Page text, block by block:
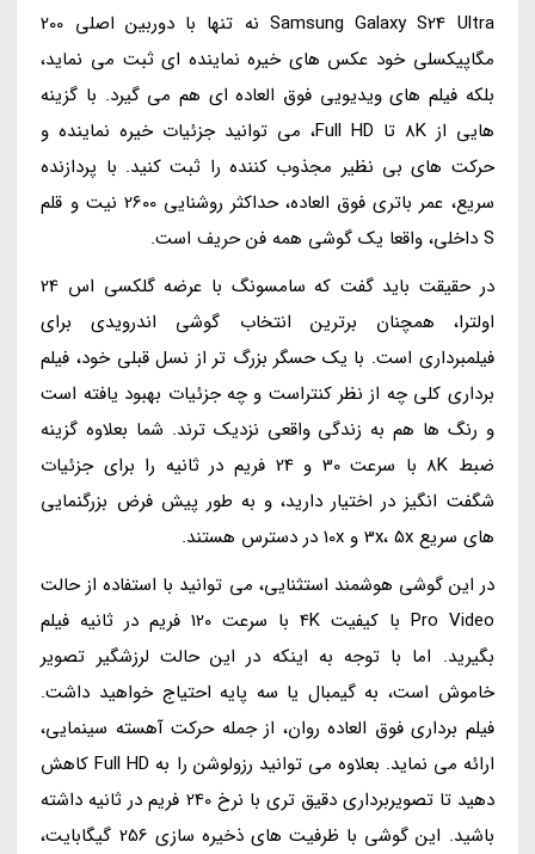
Samsung Galaxy S24 Ultra نه تنها با دوربین اصلی 200
مگاپیکسلی خود عکس های خیره نماینده ای ثبت می نماید،
بلکه فیلم های ویدیویی فوق العاده ای هم می گیرد. با گزینه
هایی از 8K تا Full HD، می توانید جزئیات خیره نماینده و
حرکت های بی نظیر مجذوب کننده را ثبت کنید. با پردازنده
سریع، عمر باتری فوق العاده، حداکثر روشنایی 2600 نیت و قلم
S داخلی، واقعا یک گوشی همه فن حریف است.
در حقیقت باید گفت که سامسونگ با عرضه گلکسی اس 24
اولترا، همچنان برترین انتخاب گوشی اندرویدی برای
فیلمبرداری است. با یک حسگر بزرگ تر از نسل قبلی خود، فیلم
برداری کلی چه از نظر کنتراست و چه جزئیات بهبود یافته است
و رنگ ها هم به زندگی واقعی نزدیک ترند. شما بعلاوه گزینه
ضبط 8K با سرعت 30 و 24 فریم در ثانیه را برای جزئیات
شگفت انگیز در اختیار دارید، و به طور پیش فرض بزرگنمایی
های سریع 3x، 5x و 10x در دسترس هستند.
در این گوشی هوشمند استثنایی، می توانید با استفاده از حالت
Pro Video با کیفیت 4K با سرعت 120 فریم در ثانیه فیلم
بگیرید. اما با توجه به اینکه در این حالت لرزشگیر تصویر
خاموش است، به گیمبال یا سه پایه احتیاج خواهید داشت.
فیلم برداری فوق العاده روان، از جمله حرکت آهسته سینمایی،
ارائه می نماید. بعلاوه می توانید رزولوشن را به Full HD کاهش
دهید تا تصویربرداری دقیق تری با نرخ 240 فریم در ثانیه داشته
باشید. این گوشی با ظرفیت های ذخیره سازی 256 گیگابایت،